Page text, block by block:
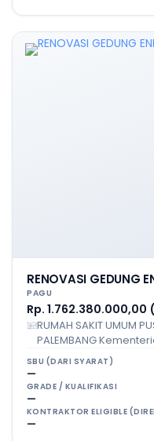
RENOVASI GEDUNG
PAGU
Rp. 1.762.380.000,00
RUMAH SAKIT UMUM
PALEMBANG
SBU (DARI SYARAT)
—
GRADE / KUALIFIKASI
—
KONTRAKTOR ELIGIBLE
—